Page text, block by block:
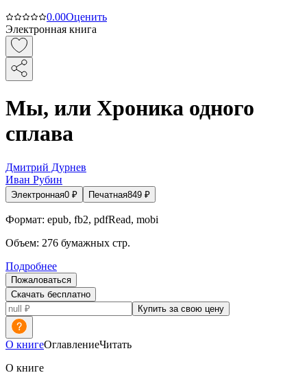
0.00Оценить
Электронная книга
Мы, или Хроника одного
сплава
Дмитрий Дурнев
Иван Рубин
Электронная0 ₽ Печатная849 ₽
Формат: epub, fb2, pdfRead, mobi
Объем: 276 бумажных стр.
Подробнее
Пожаловаться
Скачать бесплатно
Купить за свою цену
О книгеОглавлениеЧитать
О книге